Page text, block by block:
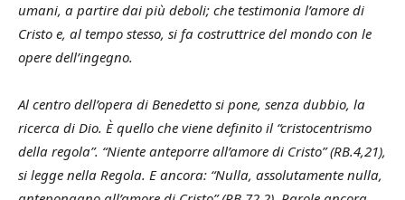
umani, a partire dai più deboli; che testimonia l’amore di
Cristo e, al tempo stesso, si fa costruttrice del mondo con le
opere dell’ingegno.
Al centro dell’opera di Benedetto si pone, senza dubbio, la
ricerca di Dio. È quello che viene definito il “cristocentrismo
della regola”. “Niente anteporre all’amore di Cristo” (RB.4,21),
si legge nella Regola. E ancora: “Nulla, assolutamente nulla,